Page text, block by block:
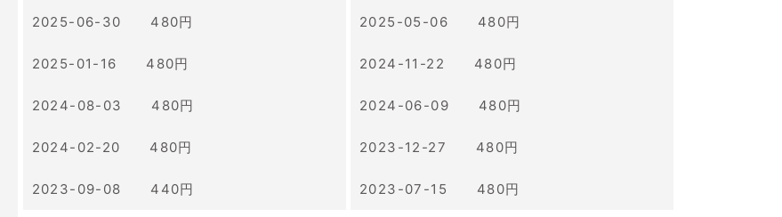
2025-06-30 480円 2025-05-06 480円
2025-01-16 480円 2024-11-22 480円
2024-08-03 480円 2024-06-09 480円
2024-02-20 480円 2023-12-27 480円
2023-09-08 440円 2023-07-15 480円